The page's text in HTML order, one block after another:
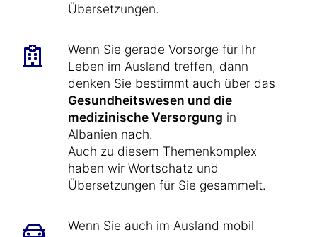
Übersetzungen.
Wenn Sie gerade Vorsorge für Ihr
Leben im Ausland treffen, dann
denken Sie bestimmt auch über das
Gesundheitswesen und die
medizinische Versorgung in
Albanien nach.
Auch zu diesem Themenkomplex
haben wir Wortschatz und
Übersetzungen für Sie gesammelt.
Wenn Sie auch im Ausland mobil